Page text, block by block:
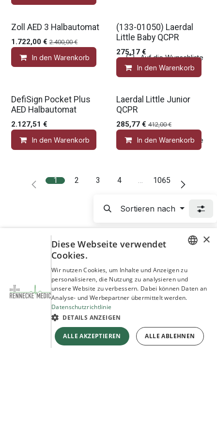
Medic Deal
Zoll AED 3 Halbautomat
1.722,00 € 2.400,00€
In den Warenkorb Auf die Wunschliste
Gratis Zubehör
(133-01050) Laerdal
Little Baby QCPR
275,17€
In den Warenkorb
Gratis Zubehör
DefiSign Pocket Plus
AED Halbautomat
2.127,51 €
In den Warenkorb Auf die Wunschliste
Gratis Zubehör
Laerdal Little Junior
QCPR
285,77€ 412,00€
In den Warenkorb
1 2 3 4 … 1065
Sortieren nach
Partner und Referenzen
Entdecken Sie unsere Marken und Partner
Mehr erfahren
ENGLISH
×
Diese Webseite verwendet
Cookies.
Wir nutzen Cookies, um Inhalte und Anzeigen zu
personalisieren, die Nutzung zu analysieren und
unsere Website zu verbessern. Dabei können Daten an
Analyse- und Werbepartner übermittelt werden.
Datenschutzrichtlinie
DETAILS ANZEIGEN
ALLE AKZEPTIEREN ALLE ABLEHNEN